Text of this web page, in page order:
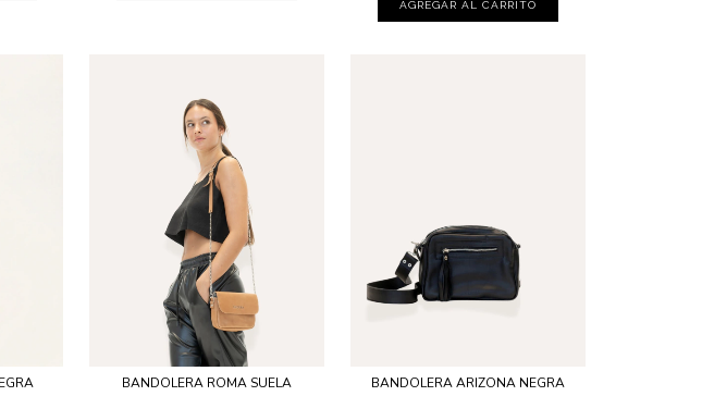
BANDOLERA ROMA SUELA BANDOLERA ARIZONA NEGRA